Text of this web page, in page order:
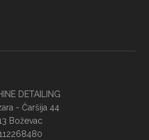
DETAILING
- Ĉaršija 44
Boževac